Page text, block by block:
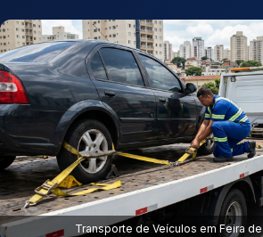
Transporte de Veículos em Feira de